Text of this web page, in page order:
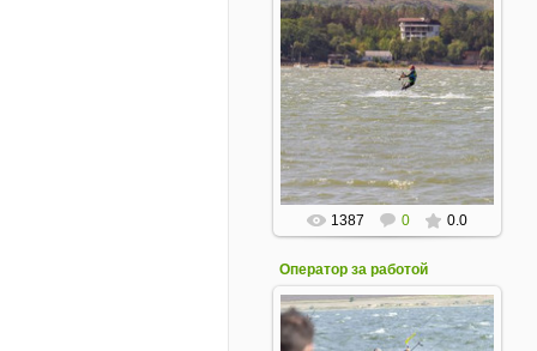
19 Сентября 2020
1387 0 0.0
Оператор за работой